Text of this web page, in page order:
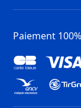
Paiement